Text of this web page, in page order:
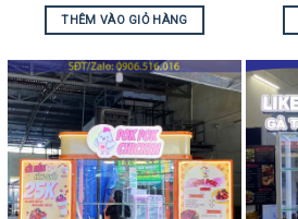
THÊM VÀO GIỎ HÀNG